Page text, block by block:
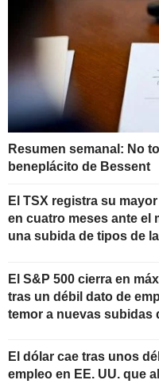
Resumen semanal: No
beneplácito de Bessent
El TSX registra su
en cuatro meses ante el
una subida de tipos de la
El S&P 500 cierra en
tras un débil dato de
temor a nuevas subidas
El dólar cae tras unos
empleo en EE. UU. que